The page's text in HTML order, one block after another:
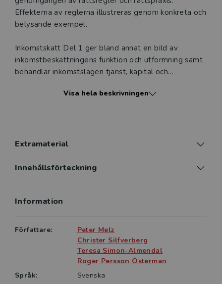
Effekterna av reglerna illustreras genom konkreta och
belysande exempel.
Inkomstskatt Del 1 ger bland annat en bild av
inkomstbeskattningens funktion och utformning samt
behandlar inkomstslagen tjänst, kapital och
företags­beskattningen.
struktur, omfattande redovisning av eller hänvisning
också användas i den praktiska yrkesutövningen och
I böckerna beaktas publicerat material till och med
Visa hela beskrivningen
Extramaterial
Innehållsförteckning
Information
Författare:
Peter Melz
Christer Silfverberg
Teresa Simon-Almendal
Roger Persson Österman
Språk:
Svenska